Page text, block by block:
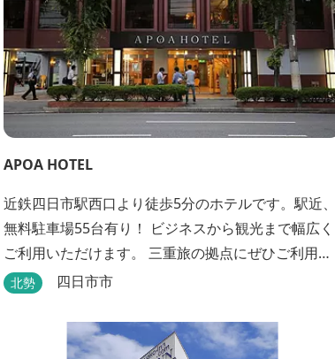
APOA HOTEL
近鉄四日市駅西口より徒歩5分のホテルです。駅近、
無料駐車場55台有り！ ビジネスから観光まで幅広く
ご利用いただけます。 三重旅の拠点にぜひご利用く
ださいませ♪
北勢 四日市市